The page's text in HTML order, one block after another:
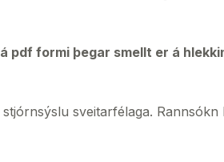
pdf formi þegar smellt er á
sveitarfélaga.